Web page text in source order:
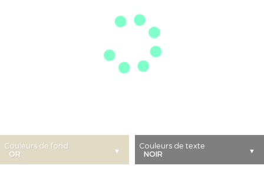
Couleurs de fond Couleurs de texte